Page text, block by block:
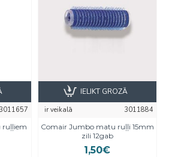
3011657
ruļļiem
ir veikalā
3011884
Comair Jumbo matu ruļļi 15mm
zili 12gab
1,50€
IELIKT GROZĀ